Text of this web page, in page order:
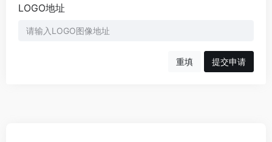
LOGO地址
重填 提交申请